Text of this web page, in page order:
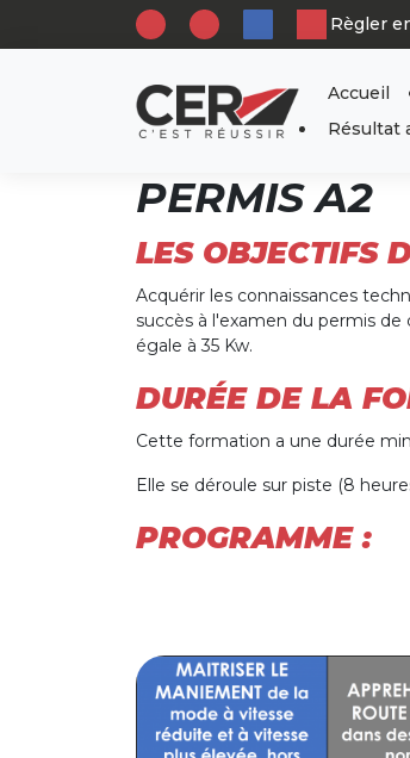
Panneau de gestion des cookies Règler
Accueil
Résultat
PERMIS A2
LES OBJECTIFS
Acquérir les connaissances
succès à l'examen du permis
égale à 35 Kw.
DURÉE DE LA
Cette formation a une durée
Elle se déroule sur piste (8
PROGRAMME :